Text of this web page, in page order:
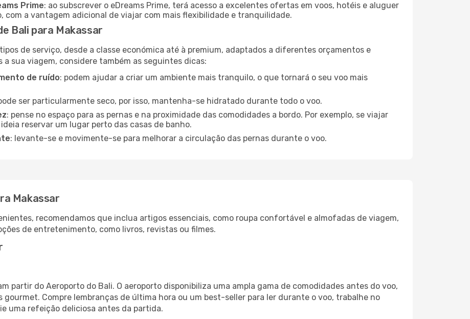
Prime: ao subscrever o eDreams Prime, terá acesso a excelentes ofertas em voos, hotéis e aluguer
com a vantagem adicional de viajar com mais flexibilidade e tranquilidade.
Bali para Makassar
de serviço, desde a classe económica até à premium, adaptados a diferentes orçamentos e
sua viagem, considere também as seguintes dicas:
de ruído: podem ajudar a criar um ambiente mais tranquilo, o que tornará o seu voo mais
ser particularmente seco, por isso, mantenha-se hidratado durante todo o voo.
: pense no espaço para as pernas e na proximidade das comodidades a bordo. Por exemplo, se viajar
reservar um lugar perto das casas de banho.
: levante-se e movimente-se para melhorar a circulação das pernas durante o voo.
Makassar
recomendamos que inclua artigos essenciais, como roupa confortável e almofadas de viagem,
de entretenimento, como livros, revistas ou filmes.
partir do Aeroporto do Bali. O aeroporto disponibiliza uma ampla gama de comodidades antes do voo,
Compre lembranças de última hora ou um best-seller para ler durante o voo, trabalhe no
uma refeição deliciosa antes da partida.